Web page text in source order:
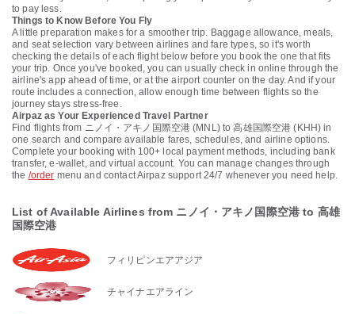
to pay less.
Things to Know Before You Fly
A little preparation makes for a smoother trip. Baggage allowance, meals,
and seat selection vary between airlines and fare types, so it's worth
checking the details of each flight below before you book the one that fits
your trip. Once you've booked, you can usually check in online through the
airline's app ahead of time, or at the airport counter on the day. And if your
route includes a connection, allow enough time between flights so the
journey stays stress-free.
Airpaz as Your Experienced Travel Partner
Find flights from ニノイ・アキノ国際空港 (MNL) to 高雄国際空港 (KHH) in
one search and compare available fares, schedules, and airline options.
Complete your booking with 100+ local payment methods, including bank
transfer, e-wallet, and virtual account. You can manage changes through
the /order menu and contact Airpaz support 24/7 whenever you need help.
List of Available Airlines from ニノイ・アキノ国際空港 to 高雄
国際空港
フィリピンエアアジア
チャイナエアライン